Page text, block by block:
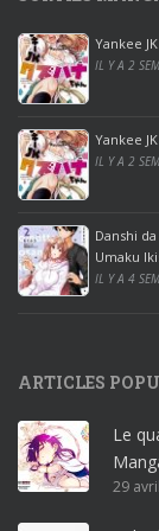
p
r
o
o
ff
i
c
e
2
0
1
r
o
ff
i
c
Yankee
IL Y A 2
Yankee
IL Y A 2
Danshi
Umaku
IL Y A 4
ARTICLES
Le
29